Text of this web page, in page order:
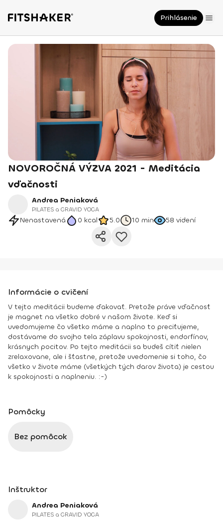
Prihlásenie
NOVOROČNÁ VÝZVA 2021 - Meditácia
vďačnosti
Andrea Peniaková
PILATES a GRAVID YOGA
Nenastavená 0 kcal 5.0 10 min 58 videní
Informácie o cvičení
V tejto meditácii budeme ďakovať. Pretože práve vďačnosť
je magnet na všetko dobré v našom živote. Keď si
uvedomujeme čo všetko máme a naplno to preciťujeme,
dostávame do svojho tela záplavu spokojnosti, endorfínov,
krásnych pocitov. Po tejto meditácii sa budeš cítiť nielen
zrelaxovane, ale i šťastne, pretože uvedomenie si toho, čo
všetko v živote máme (všetkých tých darov života) je cestou
k spokojnosti a naplneniu. :-)
Pomôcky
Bez pomôcok
Inštruktor
Andrea Peniaková
PILATES a GRAVID YOGA